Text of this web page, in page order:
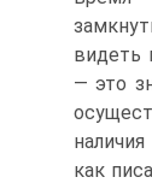
видеть
— это
как